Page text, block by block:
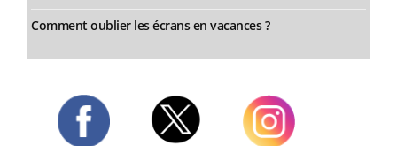
Comment oublier les écrans en vacances ?